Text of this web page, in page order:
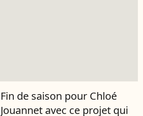
Fin de saison pour Chloé
Jouannet avec ce projet qui